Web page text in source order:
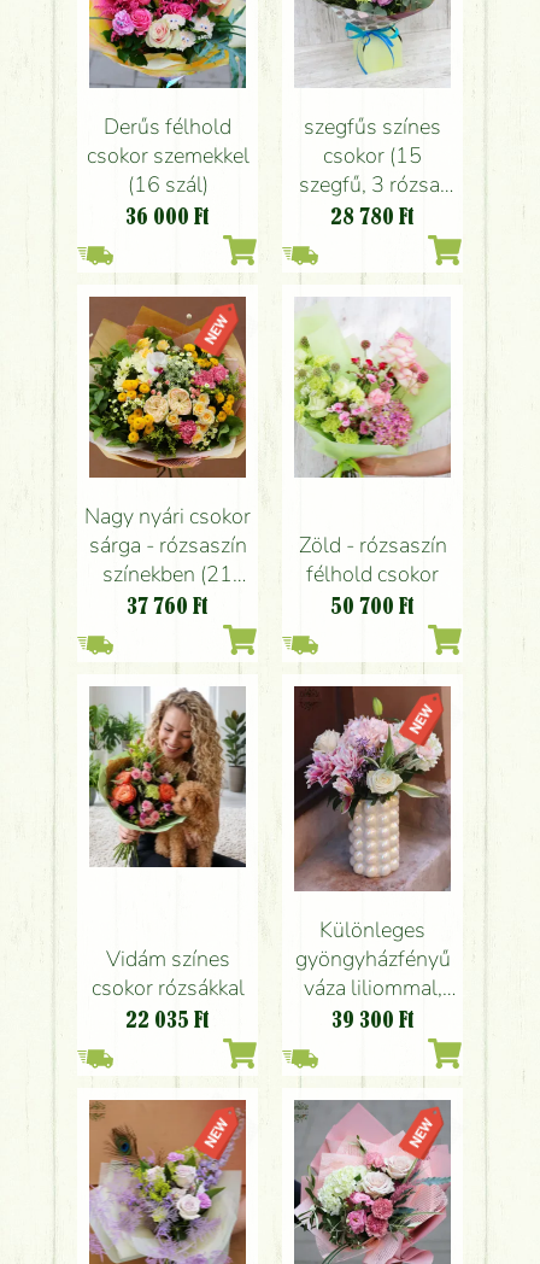
Derűs félhold
csokor szemekkel
(16 szál)
36 000 Ft
szegfűs színes
csokor (15
szegfű, 3 rózsa)
papírvázával
28 780 Ft
Nagy nyári csokor
sárga - rózsaszín
színekben (21
szál)
37 760 Ft
Zöld - rózsaszín
félhold csokor
50 700 Ft
Vidám színes
csokor rózsákkal
22 035 Ft
Különleges
gyöngyházfényű
váza liliommal,
hortenziával,
39 300 Ft